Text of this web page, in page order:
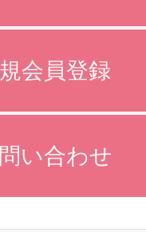
会員登録
い合わせ